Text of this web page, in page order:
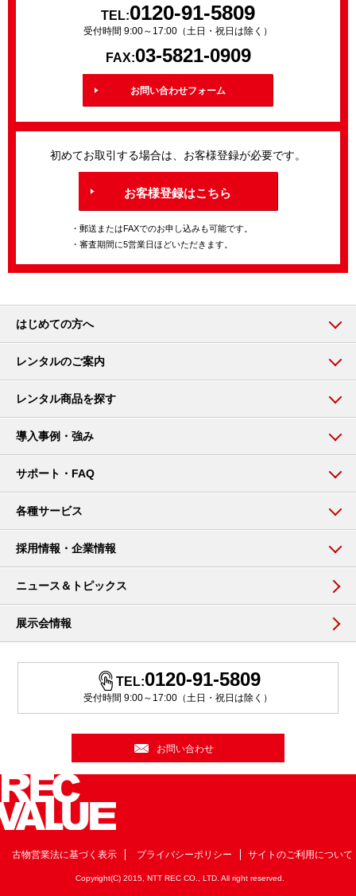
TEL:0120-91-5809
受付時間 9:00～17:00（土日・祝日は除く）
FAX:03-5821-0909
お問い合わせフォーム
初めてお取引する場合は、お客様登録が必要です。
お客様登録はこちら
・郵送またはFAXでのお申し込みも可能です。
・審査期間に5営業日ほどいただきます。
はじめての方へ
レンタルのご案内
レンタル商品を探す
導入事例・強み
サポート・FAQ
各種サービス
採用情報・企業情報
ニュース＆トピックス
展示会情報
TEL:0120-91-5809
受付時間 9:00～17:00（土日・祝日は除く）
お問い合わせ
古物営業法に基づく表示 プライバシーポリシー サイトのご利用について
Copyright(C) 2015, NTT REC CO., LTD. All right reserved.